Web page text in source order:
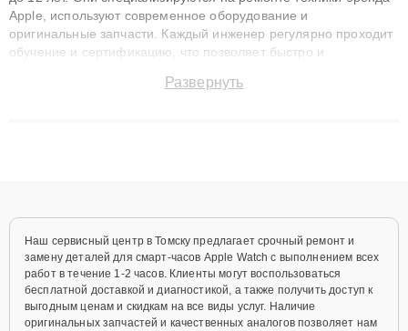
Apple, используют современное оборудование и
оригинальные запчасти. Каждый инженер регулярно проходит
обучение и сертификацию, что позволяет быстро и
сохранением гарантии до 3 лет. Наши мастера решают
Развернуть
Наш сервисный центр в Томску предлагает срочный ремонт и
замену деталей для смарт-часов Apple Watch с выполнением всех
работ в течение 1-2 часов. Клиенты могут воспользоваться
бесплатной доставкой и диагностикой, а также получить доступ к
выгодным ценам и скидкам на все виды услуг. Наличие
оригинальных запчастей и качественных аналогов позволяет нам